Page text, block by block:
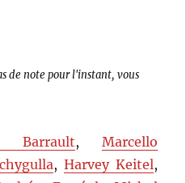
de note pour l'instant, vous
Barrault, Marcello
, Harvey Keitel,